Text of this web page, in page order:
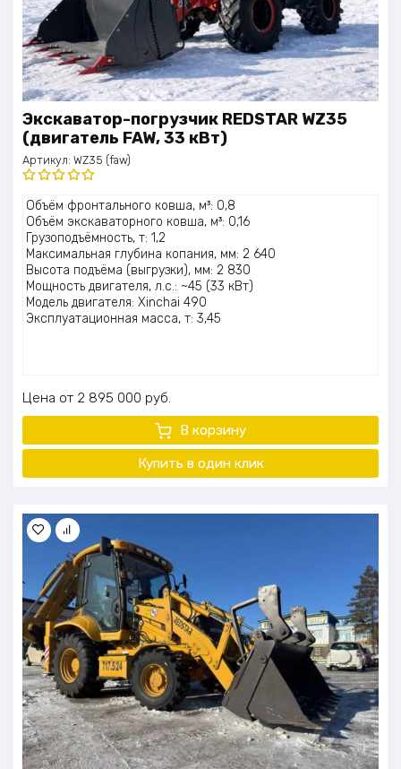
Экскаватор-погрузчик REDSTAR WZ35
(двигатель FAW, 33 кВт)
Артикул: WZ35 (faw)
Оценка
5.00из 5
Объём фронтального ковша, м³: 0,8
Объём экскаваторного ковша, м³: 0,16
Грузоподъёмность, т: 1,2
Максимальная глубина копания, мм: 2 640
Высота подъёма (выгрузки), мм: 2 830
Мощность двигателя, л.с.: ~45 (33 кВт)
Модель двигателя: Xinchai 490
Эксплуатационная масса, т: 3,45
Цена 2 895 000 руб.
В корзину
Купить в один клик